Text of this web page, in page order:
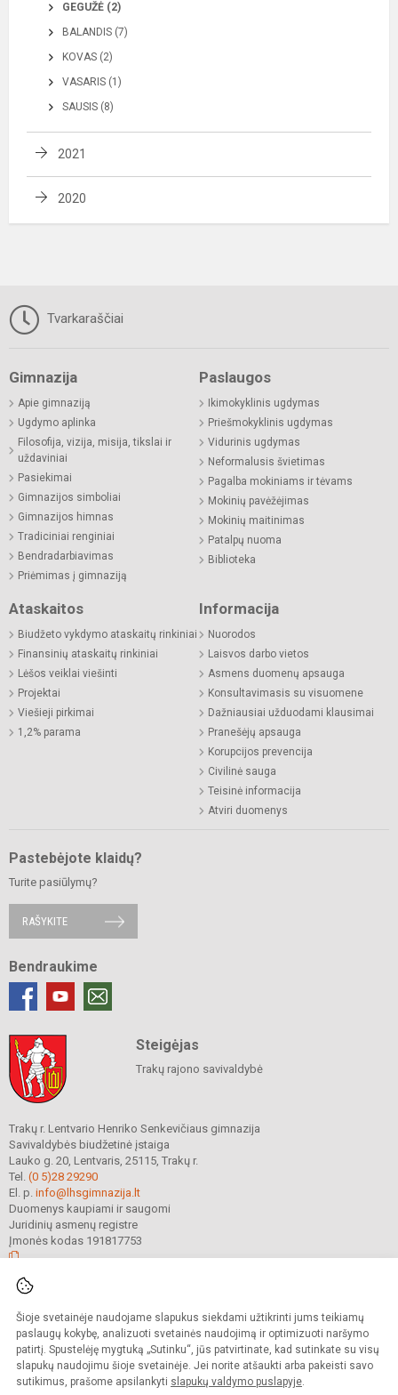
Šioje svetainėje naudojame slapukus siekdami užtikrinti jums teikiamų
paslaugų kokybę, analizuoti svetainės naudojimą ir optimizuoti naršymo
patirtį. Spustelėję mygtuką „Sutinku“, jūs patvirtinate, kad sutinkate su visų
slapukų naudojimu šioje svetainėje. Jei norite atšaukti arba pakeisti savo
sutikimus, prašome apsilankyti slapukų valdymo puslapyje.
GEGUŽĖ (2)
BALANDIS (7)
KOVAS (2)
VASARIS (1)
SAUSIS (8)
2021
2020
Tvarkaraščiai
Gimnazija
Apie gimnaziją
Ugdymo aplinka
Filosofija, vizija, misija, tikslai ir
uždaviniai
Pasiekimai
Gimnazijos simboliai
Gimnazijos himnas
Tradiciniai renginiai
Bendradarbiavimas
Priėmimas į gimnaziją
Paslaugos
Ikimokyklinis ugdymas
Priešmokyklinis ugdymas
Vidurinis ugdymas
Neformalusis švietimas
Pagalba mokiniams ir tėvams
Mokinių pavėžėjimas
Mokinių maitinimas
Patalpų nuoma
Biblioteka
Ataskaitos
Biudžeto vykdymo ataskaitų rinkiniai
Finansinių ataskaitų rinkiniai
Lėšos veiklai viešinti
Projektai
Viešieji pirkimai
1,2% parama
Informacija
Nuorodos
Laisvos darbo vietos
Asmens duomenų apsauga
Konsultavimasis su visuomene
Dažniausiai užduodami klausimai
Pranešėjų apsauga
Korupcijos prevencija
Civilinė sauga
Teisinė informacija
Atviri duomenys
Pastebėjote klaidų?
Turite pasiūlymų?
RAŠYKITE
Bendraukime
Steigėjas
Trakų rajono savivaldybė
Trakų r. Lentvario Henriko Senkevičiaus gimnazija
Savivaldybės biudžetinė įstaiga
Lauko g. 20, Lentvaris, 25115, Trakų r.
Tel. (0 5)28 29290
El. p. info@lhsgimnazija.lt
Duomenys kaupiami ir saugomi
Juridinių asmenų registre
Įmonės kodas 191817753
saugomos.
Kopijuoti turinį be raštiško gimnazijos sutikimo griežtai draudžiama.
Prieinamumo paraiška Slapukų valdymas
Sumanus būdas atnaujinti